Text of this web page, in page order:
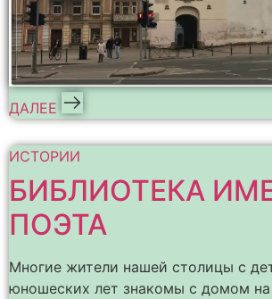
ДАЛЕЕ
ИСТОРИИ
БИБЛИОТЕКА
ПОЭТА
Многие жители нашей столицы с
юношеских лет знакомы с домом на